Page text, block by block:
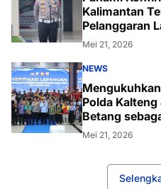
Kalimantan
Pelanggaran
Mei 21, 2026
NEWS
Polda
Betang
Mei 21, 2026